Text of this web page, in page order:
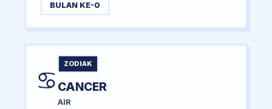
BULAN KE-0
♋
ZODIAK
CANCER
AIR